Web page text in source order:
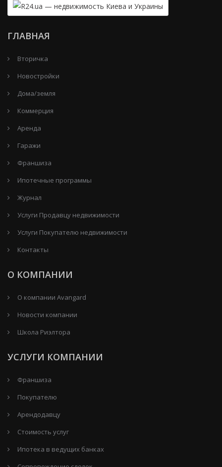
ГЛАВНАЯ
Вторичка
Новостройки
Дома/земля
Коммерция
Аренда
Гаражи
Франшиза
Ипотечные программы
Журнал
Услуги Продавцу недвижимости
Услуги Покупателю недвижимости
Контакты
О КОМПАНИИ
О компании Avangard
Новости компании
Школа Риэлтора
УСЛУГИ КОМПАНИИ
Франшиза
Покупателю
Арендодавцу
Стоимость услуг
Ипотека в ведущих банках